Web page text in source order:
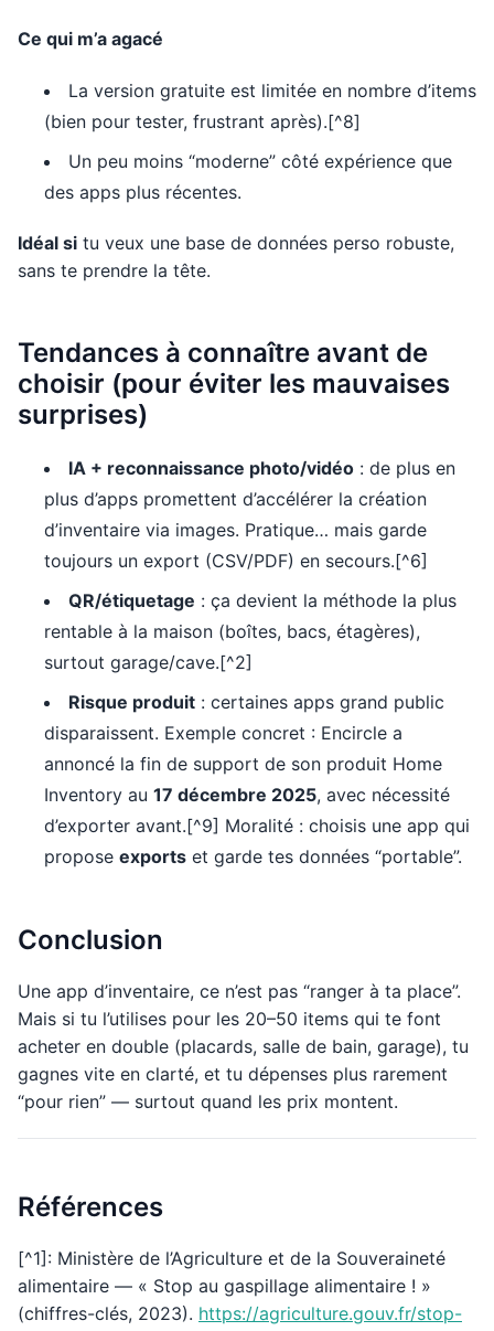
Ce qui m’a agacé
La version gratuite est limitée en nombre d’items
(bien pour tester, frustrant après).[^8]
Un peu moins “moderne” côté expérience que
des apps plus récentes.
Idéal si tu veux une base de données perso robuste,
sans te prendre la tête.
Tendances à connaître avant de
choisir (pour éviter les mauvaises
surprises)
IA + reconnaissance photo/vidéo : de plus en
plus d’apps promettent d’accélérer la création
d’inventaire via images. Pratique… mais garde
toujours un export (CSV/PDF) en secours.[^6]
QR/étiquetage : ça devient la méthode la plus
rentable à la maison (boîtes, bacs, étagères),
surtout garage/cave.[^2]
Risque produit : certaines apps grand public
disparaissent. Exemple concret : Encircle a
annoncé la fin de support de son produit Home
Inventory au 17 décembre 2025, avec nécessité
d’exporter avant.[^9] Moralité : choisis une app qui
propose exports et garde tes données “portable”.
Conclusion
Une app d’inventaire, ce n’est pas “ranger à ta place”.
Mais si tu l’utilises pour les 20–50 items qui te font
acheter en double (placards, salle de bain, garage), tu
gagnes vite en clarté, et tu dépenses plus rarement
“pour rien” — surtout quand les prix montent.
Références
[^1]: Ministère de l’Agriculture et de la Souveraineté
alimentaire — « Stop au gaspillage alimentaire ! »
(chiffres-clés, 2023). https://agriculture.gouv.fr/stop-